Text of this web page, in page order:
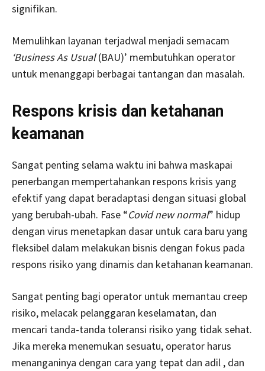
signifikan.
Memulihkan layanan terjadwal menjadi semacam
‘Business As Usual(BAU)’ membutuhkan operator
untuk menanggapi berbagai tantangan dan masalah.
Respons krisis dan ketahanan
keamanan
Sangat penting selama waktu ini bahwa maskapai
penerbangan mempertahankan respons krisis yang
efektif yang dapat beradaptasi dengan situasi global
yang berubah-ubah. Fase “Covid new normal” hidup
dengan virus menetapkan dasar untuk cara baru yang
fleksibel dalam melakukan bisnis dengan fokus pada
respons risiko yang dinamis dan ketahanan keamanan.
Sangat penting bagi operator untuk memantau creep
risiko, melacak pelanggaran keselamatan, dan
mencari tanda-tanda toleransi risiko yang tidak sehat.
Jika mereka menemukan sesuatu, operator harus
menanganinya dengan cara yang tepat dan adil , dan